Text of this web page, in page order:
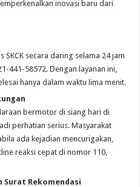
inovasi baru dari
SKCK secara daring selama 24 jam
441-58572. Dengan layanan ini,
hanya dalam waktu lima menit.
bermotor di siang hari di
perhatian serius. Masyarakat
ada kejadian mencurigakan,
reaksi cepat di nomor 110,
Surat Rekomendasi